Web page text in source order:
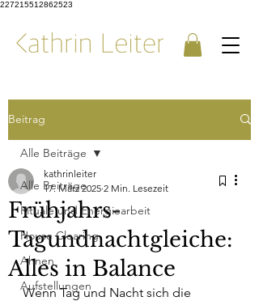
227215512862523
Beitrag
Alle Beiträge
Rituale und Energiearbeit
House Clearing
Ahnen
Aufstellungen
Alle Beiträge
Frühjahrs-
Tagundnachtgleiche:
Alles in Balance
kathrinleiter
17. März 2025 2 Min. Lesezeit
Wenn Tag und Nacht sich die